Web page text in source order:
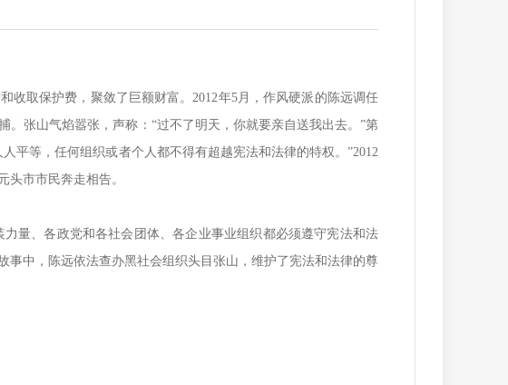
取保护费，聚敛了巨额财富。2012年5月，作风硬派的陈远调任
张山气焰嚣张，声称：“过不了明天，你就要亲自送我出去。”第
平等，任何组织或者个人都不得有超越宪法和法律的特权。”2012
市市民奔走相告。
、各政党和各社会团体、各企业事业组织都必须遵守宪法和法
中，陈远依法查办黑社会组织头目张山，维护了宪法和法律的尊